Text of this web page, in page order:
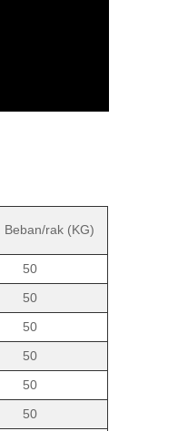
Beban/rak (KG)
50
50
50
50
50
50